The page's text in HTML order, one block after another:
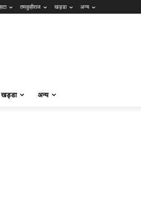
तमकुहीराज खड्डा अन्य
खड्डा अन्य